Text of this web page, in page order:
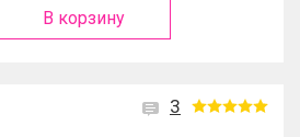
В корзину
3